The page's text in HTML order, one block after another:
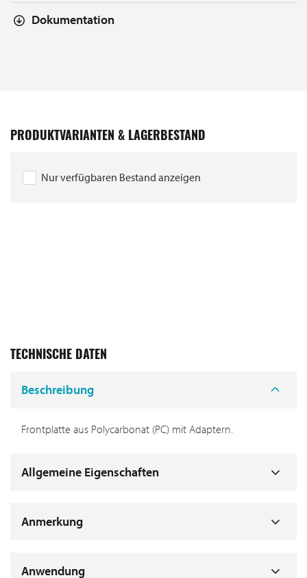
Dokumentation
PRODUKTVARIANTEN & LAGERBESTAND
Nur verfügbaren Bestand anzeigen
TECHNISCHE DATEN
Beschreibung
Frontplatte aus Polycarbonat (PC) mit Adaptern.
Allgemeine Eigenschaften
Anmerkung
Anwendung